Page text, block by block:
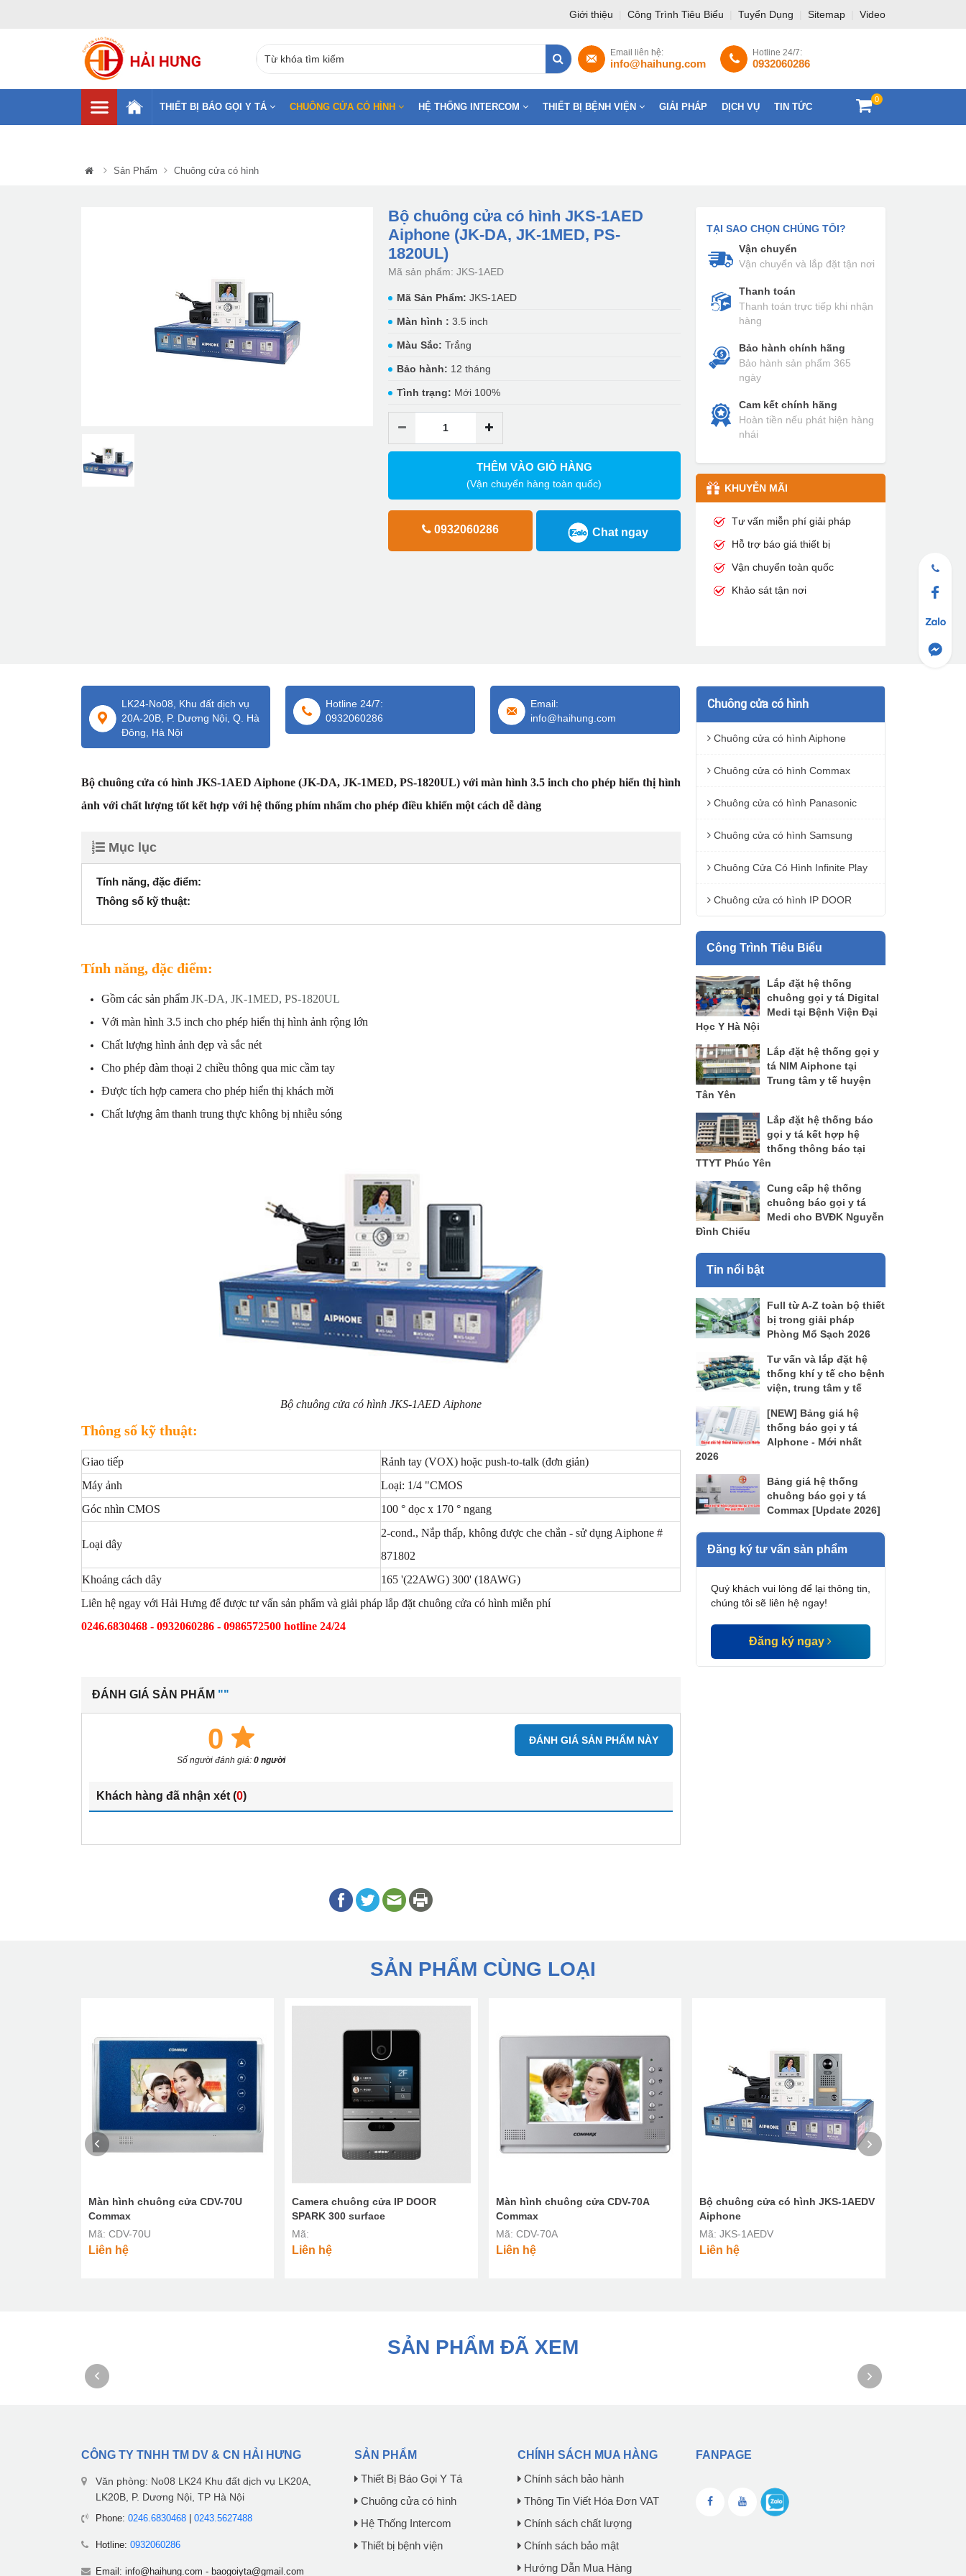
Giới thiệu Công Trình Tiêu Biểu Tuyển Dụng Sitemap Video
Hotline 24/7:
0932060286
Email liên hệ:
info@haihung.com
0
THIẾT BỊ BÁO GỌI Y TÁ CHUÔNG CỬA CÓ HÌNH HỆ THỐNG INTERCOM THIẾT BỊ BỆNH VIỆN GIẢI PHÁP DỊCH VỤ TIN TỨC
Sản Phẩm Chuông cửa có hình
Bộ chuông cửa có hình JKS-1AED
Aiphone (JK-DA, JK-1MED, PS-
1820UL)
Mã sản phẩm: JKS-1AED
Mã Sản Phẩm: JKS-1AED
Màn hình : 3.5 inch
Màu Sắc: Trắng
Bảo hành: 12 tháng
Tình trạng: Mới 100%
THÊM VÀO GIỎ HÀNG
(Vận chuyển hàng toàn quốc)
0932060286 Chat ngay
TẠI SAO CHỌN CHÚNG TÔI?
Vận chuyển
Vận chuyển và lắp đặt tận nơi
Thanh toán
Thanh toán trực tiếp khi nhận
hàng
Bảo hành chính hãng
Bảo hành sản phẩm 365
ngày
Cam kết chính hãng
Hoàn tiền nếu phát hiện hàng
nhái
KHUYỄN MÃI
Tư vấn miễn phí giải pháp
Hỗ trợ báo giá thiết bị
Vận chuyển toàn quốc
Khảo sát tận nơi
LK24-No08, Khu đất dịch vụ
20A-20B, P. Dương Nội, Q. Hà
Đông, Hà Nội
Hotline 24/7:
0932060286
Email:
info@haihung.com
Bộ chuông cửa có hình JKS-1AED Aiphone (JK-DA, JK-1MED, PS-1820UL) với màn hình 3.5 inch cho phép hiển thị hình
ảnh với chất lượng tốt kết hợp với hệ thống phím nhấm cho phép điều khiển một cách dễ dàng
Mục lục
Tính năng, đặc điểm:
Thông số kỹ thuật:
Tính năng, đặc điểm:
Gồm các sản phẩm JK-DA, JK-1MED, PS-1820UL
Với màn hình 3.5 inch cho phép hiển thị hình ảnh rộng lớn
Chất lượng hình ảnh đẹp và sắc nét
Cho phép đàm thoại 2 chiều thông qua mic cầm tay
Được tích hợp camera cho phép hiển thị khách mời
Chất lượng âm thanh trung thực không bị nhiễu sóng
Bộ chuông cửa có hình JKS-1AED Aiphone
Thông số kỹ thuật:
Giao tiếp
Rảnh tay (VOX) hoặc push-to-talk (đơn giản)
Máy ảnh
Loại: 1/4 "CMOS
Góc nhìn CMOS
100 ° dọc x 170 ° ngang
Loại dây
2-cond., Nắp thấp, không được che chắn - sử dụng Aiphone #
871802
Khoảng cách dây
165 '(22AWG) 300' (18AWG)
Liên hệ ngay với Hải Hưng để được tư vấn sản phẩm và giải pháp lắp đặt chuông cửa có hình miễn phí
0246.6830468 - 0932060286 - 0986572500 hotline 24/24
ĐÁNH GIÁ SẢN PHẨM ""
0
Số người đánh giá: 0 người
ĐÁNH GIÁ SẢN PHẨM NÀY
Khách hàng đã nhận xét (0)
Chuông cửa có hình
Chuông cửa có hình Aiphone
Chuông cửa có hình Commax
Chuông cửa có hình Panasonic
Chuông cửa có hình Samsung
Chuông Cửa Có Hình Infinite Play
Chuông cửa có hình IP DOOR
Công Trình Tiêu Biểu
Lắp đặt hệ thống
chuông gọi y tá Digital
Medi tại Bệnh Viện Đại
Học Y Hà Nội
Lắp đặt hệ thống gọi y
tá NIM Aiphone tại
Trung tâm y tế huyện
Tân Yên
Lắp đặt hệ thống báo
gọi y tá kết hợp hệ
thống thông báo tại
TTYT Phúc Yên
Cung cấp hệ thống
chuông báo gọi y tá
Medi cho BVĐK Nguyễn
Đình Chiểu
Tin nổi bật
Full từ A-Z toàn bộ thiết
bị trong giải pháp
Phòng Mổ Sạch 2026
Tư vấn và lắp đặt hệ
thống khí y tế cho bệnh
viện, trung tâm y tế
[NEW] Bảng giá hệ
thống báo gọi y tá
AIphone - Mới nhất
2026
Bảng giá hệ thống
chuông báo gọi y tá
Commax [Update 2026]
Đăng ký tư vấn sản phẩm
Quý khách vui lòng để lại thông tin,
chúng tôi sẽ liên hệ ngay!
Đăng ký ngay
SẢN PHẨM CÙNG LOẠI
Màn hình chuông cửa CDV-70U
Commax
Mã: CDV-70U
Liên hệ
Camera chuông cửa IP DOOR
SPARK 300 surface
Mã:
Liên hệ
Màn hình chuông cửa CDV-70A
Commax
Mã: CDV-70A
Liên hệ
Bộ chuông cửa có hình JKS-1AEDV
Aiphone
Mã: JKS-1AEDV
Liên hệ
SẢN PHẨM ĐÃ XEM
CÔNG TY TNHH TM DV & CN HẢI HƯNG
Văn phòng: No08 LK24 Khu đất dịch vụ LK20A,
LK20B, P. Dương Nội, TP Hà Nội
Phone: 0246.6830468| 0243.5627488
Hotline: 0932060286
Email: info@haihung.com - baogoiyta@gmail.com
SẢN PHẨM
Thiết Bị Báo Gọi Y Tá
Chuông cửa có hình
Hệ Thống Intercom
Thiết bị bệnh viện
CHÍNH SÁCH MUA HÀNG
Chính sách bảo hành
Thông Tin Viết Hóa Đơn VAT
Chính sách chất lượng
Chính sách bảo mật
Hướng Dẫn Mua Hàng
FANPAGE